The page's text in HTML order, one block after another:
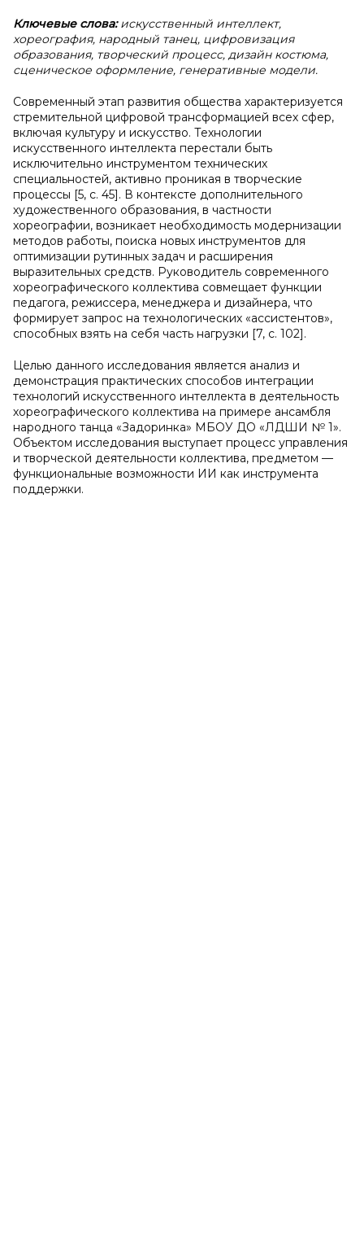
Ключевые слова:искусственный интеллект,
хореография, народный танец, цифровизация
образования, творческий процесс, дизайн костюма,
сценическое оформление, генеративные модели.
Современный этап развития общества характеризуется
стремительной цифровой трансформацией всех сфер,
включая культуру и искусство. Технологии
искусственного интеллекта перестали быть
исключительно инструментом технических
специальностей, активно проникая в творческие
процессы [5, с. 45]. В контексте дополнительного
художественного образования, в частности
хореографии, возникает необходимость модернизации
методов работы, поиска новых инструментов для
оптимизации рутинных задач и расширения
выразительных средств. Руководитель современного
хореографического коллектива совмещает функции
педагога, режиссера, менеджера и дизайнера, что
формирует запрос на технологических «ассистентов»,
способных взять на себя часть нагрузки [7, с. 102].
Целью данного исследования является анализ и
демонстрация практических способов интеграции
технологий искусственного интеллекта в деятельность
хореографического коллектива на примере ансамбля
народного танца «Задоринка» МБОУ ДО «ЛДШИ № 1».
Объектом исследования выступает процесс управления
и творческой деятельности коллектива, предметом —
функциональные возможности ИИ как инструмента
поддержки.